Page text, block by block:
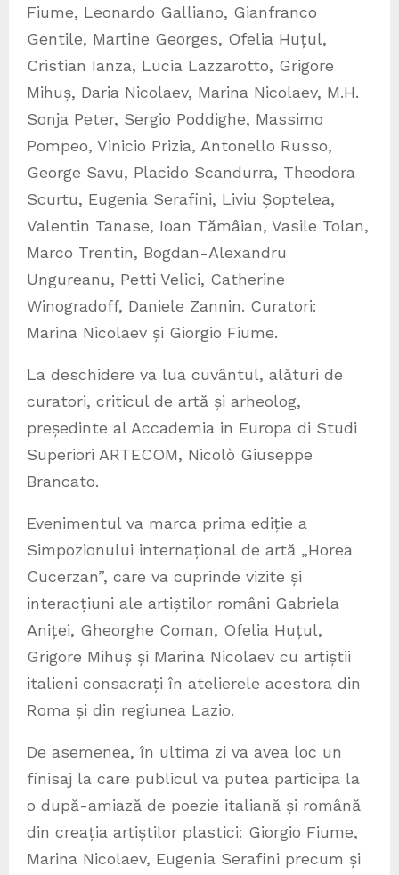
Fiume, Leonardo Galliano, Gianfranco
Gentile, Martine Georges, Ofelia Huțul,
Cristian Ianza, Lucia Lazzarotto, Grigore
Mihuș, Daria Nicolaev, Marina Nicolaev, M.H.
Sonja Peter, Sergio Poddighe, Massimo
Pompeo, Vinicio Prizia, Antonello Russo,
George Savu, Placido Scandurra, Theodora
Scurtu, Eugenia Serafini, Liviu Șoptelea,
Valentin Tanase, Ioan Tămâian, Vasile Tolan,
Marco Trentin, Bogdan-Alexandru
Ungureanu, Petti Velici, Catherine
Winogradoff, Daniele Zannin. Curatori:
Marina Nicolaev și Giorgio Fiume.
La deschidere va lua cuvântul, alături de
curatori, criticul de artă și arheolog,
președinte al Accademia in Europa di Studi
Superiori ARTECOM, Nicolò Giuseppe
Brancato.
Evenimentul va marca prima ediție a
Simpozionului internațional de artă „Horea
Cucerzan”, care va cuprinde vizite și
interacțiuni ale artiștilor români Gabriela
Aniței, Gheorghe Coman, Ofelia Huțul,
Grigore Mihuș și Marina Nicolaev cu artiștii
italieni consacrați în atelierele acestora din
Roma și din regiunea Lazio.
De asemenea, în ultima zi va avea loc un
finisaj la care publicul va putea participa la
o după-amiază de poezie italiană și română
din creația artiștilor plastici: Giorgio Fiume,
Marina Nicolaev, Eugenia Serafini precum și